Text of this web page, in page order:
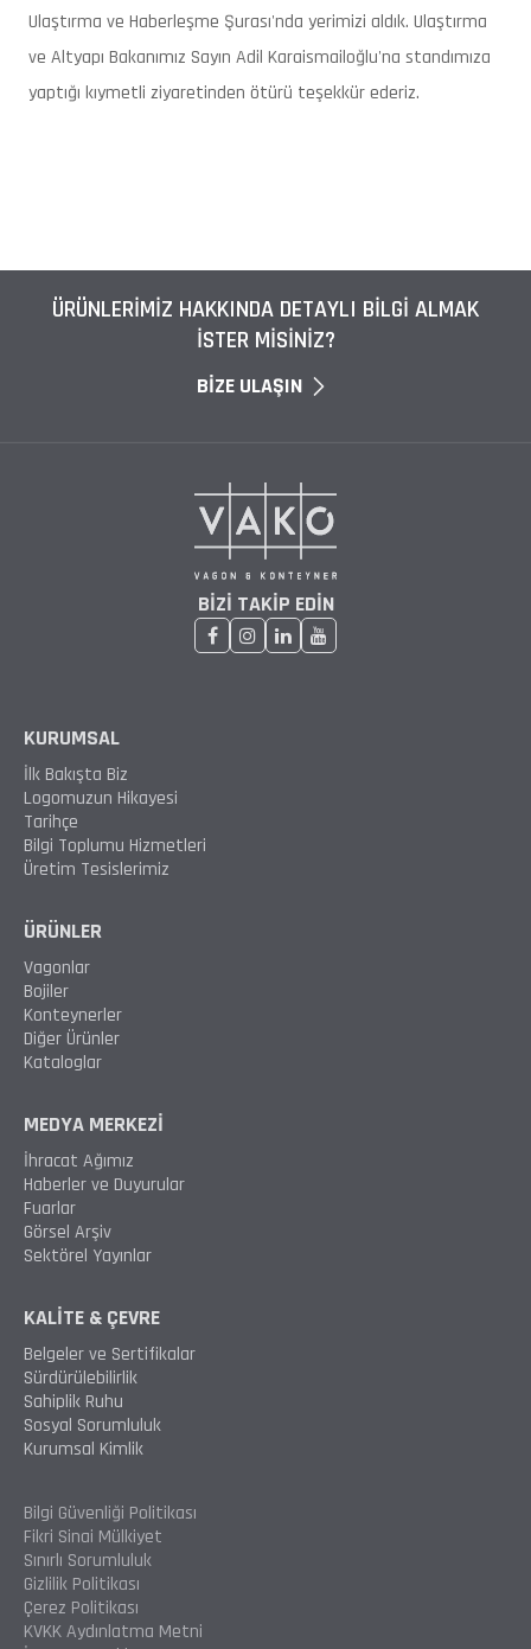
Ulaştırma ve Haberleşme Şurası'nda yerimizi aldık. Ulaştırma
ve Altyapı Bakanımız Sayın Adil Karaismailoğlu'na standımıza
yaptığı kıymetli ziyaretinden ötürü teşekkür ederiz.
ÜRÜNLERİMİZ HAKKINDA DETAYLI BİLGİ ALMAK
İSTER MİSİNİZ?
BİZE ULAŞIN
BIZI TAKIP EDIN
KURUMSAL
İlk Bakışta Biz
Logomuzun Hikayesi
Tarihçe
Bilgi Toplumu Hizmetleri
Üretim Tesislerimiz
ÜRÜNLER
Vagonlar
Bojiler
Konteynerler
Diğer Ürünler
Kataloglar
MEDYA MERKEZİ
İhracat Ağımız
Haberler ve Duyurular
Fuarlar
Görsel Arşiv
Sektörel Yayınlar
KALİTE & ÇEVRE
Belgeler ve Sertifikalar
Sürdürülebilirlik
Sahiplik Ruhu
Sosyal Sorumluluk
Kurumsal Kimlik
Bilgi Güvenliği Politikası
Fikri Sinai Mülkiyet
Sınırlı Sorumluluk
Gizlilik Politikası
Çerez Politikası
KVKK Aydınlatma Metni